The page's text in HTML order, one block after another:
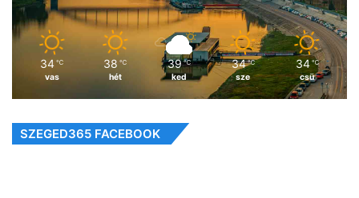
34 ℃
vas
38 ℃
hét
39 ℃
ked
34 ℃
sze
34 ℃
csü
SZEGED365 FACEBOOK